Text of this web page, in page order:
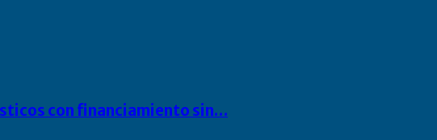
con financiamiento sin…